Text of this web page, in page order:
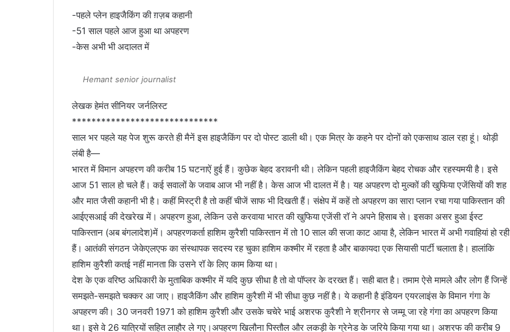
-पहले प्लेन हाइजैकिंग की ग़ज़ब कहानी
-51 साल पहले आज हुआ था अपहरण
-केस अभी भी अदालत में
Hemant senior journalist
लेखक हेमंत सीनियर जर्नलिस्ट
******************************
साल भर पहले यह पेज शुरू करते ही मैनें इस हाइजैकिंग पर दो पोस्ट डाली थी। एक मित्र के कहने पर दोनों को एकसाथ डाल रहा हूं। थोड़ी
लंबी है—
भारत में विमान अपहरण की करीब 15 घटनाऐं हुई हैं। कुछेक बेहद डरावनी थी। लेकिन पहली हाइजैकिंग बेहद रोचक और रहस्यमयी है। इसे
आज 51 साल हो चले हैं। कई सवालों के जवाब आज भी नहीं है। केस आज भी दालत में है। यह अपहरण दो मुल्कों की खुफिया एजेंसियों की शह
और मात जैसी कहानी भी है। कहीं मिस्ट्री है तो कहीं चीजें साफ भी दिखती हैं। संक्षेप में कहें तो अपहरण का सारा प्लान रचा गया पाकिस्तान की
आईएसआई की देखरेख में। अपहरण हुआ, लेकिन उसे करवाया भारत की खुफिया एजेंसी रॉ ने अपने हिसाब से। इसका असर हुआ ईस्ट
पाकिस्तान (अब बंगलादेश)में। अपहरणकर्ता हाशिम कुरैशी पाकिस्तान में तो 10 साल की सजा काट आया है, लेकिन भारत में अभी गवाहियां हो रही
हैं। आतंकी संगठन जेकेएलएफ का संस्थापक सदस्य रह चुका हाशिम कश्मीर में रहता है और बाकायदा एक सियासी पार्टी चलाता है। हालांकि
हाशिम कुरैशी कतई नहीं मानता कि उसने रॉ के लिए काम किया था।
देश के एक वरिष्ठ अधिकारी के मुताबिक कश्मीर में यदि कुछ सीधा है तो वो पॉप्लर के दरख्त हैं। सही बात है। तमाम ऐसे मामले और लोग हैं जिन्हें
समझते-समझते चक्कर आ जाए। हाइजैकिंग और हाशिम कुरैशी में भी सीधा कुछ नहीं है। ये कहानी है इंडियन एयरलाइंस के विमान गंगा के
अपहरण की। 30 जनवरी 1971 को हाशिम कुरैशी और उसके चचेरे भाई अशरफ कुरैशी ने श्रीनगर से जम्मू जा रहे गंगा का अपहरण किया
था। इसे वे 26 यात्रियों सहित लाहौर ले गए।अपहरण खिलौना पिस्तौल और लकड़ी के ग्रेनेड के जरिये किया गया था। अशरफ की करीब 9